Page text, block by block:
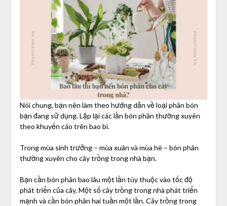
Nói chung, bạn nên làm theo hướng dẫn về loại phân bón
bạn đang sử dụng. Lặp lại các lần bón phân thường xuyên
theo khuyến cáo trên bao bì.
Trong mùa sinh trưởng – mùa xuân và mùa hè – bón phân
thường xuyên cho cây trồng trong nhà bạn.
Bạn cần bón phân bao lâu một lần tùy thuộc vào tốc độ
phát triển của cây. Một số cây trồng trong nhà phát triển
mạnh và cần bón phân hai tuần một lần. Cây trồng trong